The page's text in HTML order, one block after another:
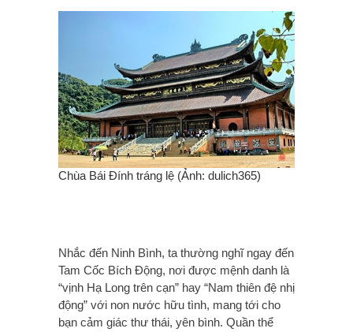
Chùa Bái Đính tráng lệ (Ảnh: dulich365)
Nhắc đến Ninh Bình, ta thường nghĩ ngay đến
Tam Cốc Bích Động, nơi được mệnh danh là
“vịnh Hạ Long trên cạn” hay “Nam thiên đệ nhị
động” với non nước hữu tình, mang tới cho
bạn cảm giác thư thái, yên bình. Quần thể